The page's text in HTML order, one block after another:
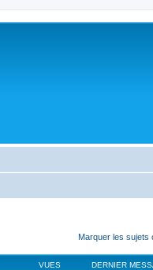
Marquer les sujets
VUES DERNIER